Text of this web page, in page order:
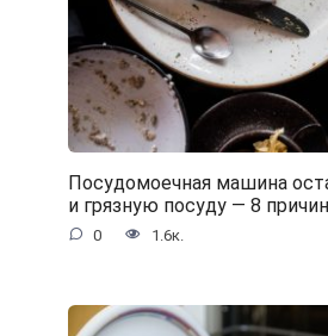
Посудомоечная машина
и грязную посуду — 8 причин
0 1.6к.